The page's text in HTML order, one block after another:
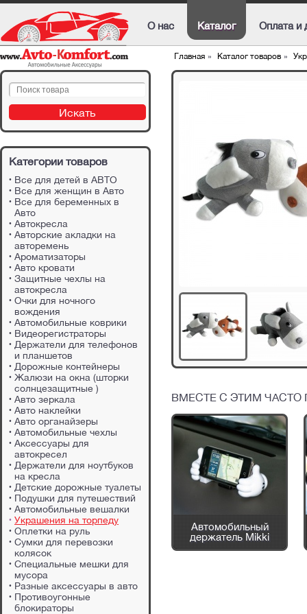
О нас Каталог Оплата и
Главная » Каталог товаров »
ВМЕСТЕ С ЭТИМ ЧАСТО
Автомобильный
держатель Micti
Автомобильный
держатель Mikki
Категории товаров
Все для детей в АВТО
Все для женщин в Авто
Все для беременных в
Авто
Автокресла
Авторские акладки на
авторемень
Ароматизаторы
Авто кровати
Защитные чехлы на
автокресла
Очки для ночного
вождения
Автомобильные коврики
Видеорегистраторы
Держатели для телефонов
и планшетов
Дорожные контейнеры
Жалюзи на окна (шторки
солнцезащитные )
Авто зеркала
Авто наклейки
Авто органайзеры
Автомобильные чехлы
Аксессуары для
автокресел
Держатели для ноутбуков
на кресла
Детские дорожные туалеты
Подушки для путешествий
Автомобильные вешалки
Украшения на торпеду
Оплетки на руль
Сумки для перевозки
колясок
Специальные мешки для
мусора
Разные аксессуары в авто
Противоугонные
блокираторы